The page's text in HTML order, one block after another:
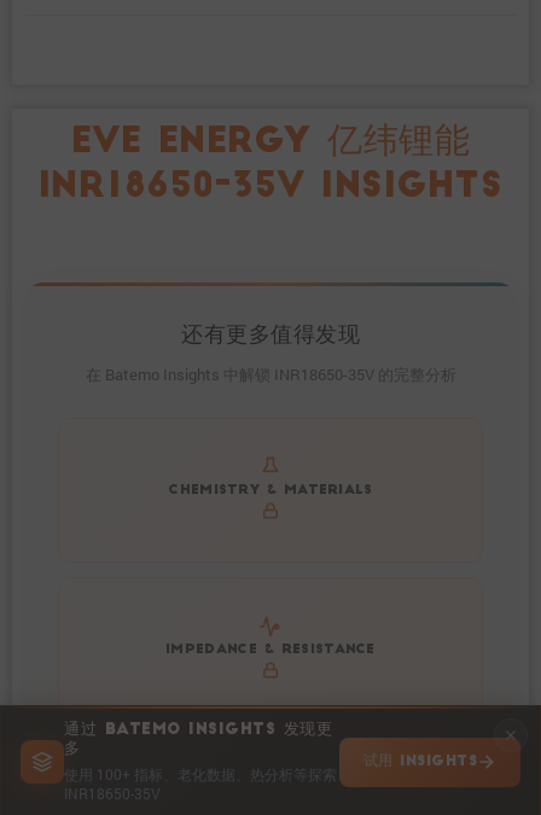
通过 BATEMO INSIGHTS 发现更
多
使用 100+ 指标、老化数据、热分析等探索
INR18650-35V
试用 INSIGHTS
EVE ENERGY 亿纬锂能
INR18650-35V INSIGHTS
还有更多值得发现
在 Batemo Insights 中解锁 INR18650-35V 的完整分析
CHEMISTRY & MATERIALS
Get to know active materials for the INR18650-35V
IMPEDANCE & RESISTANCE
Explore impedance spectrum and DCIR (SOC, T) of
INR18650-35V
Explore heat generation and cell efficiency at different